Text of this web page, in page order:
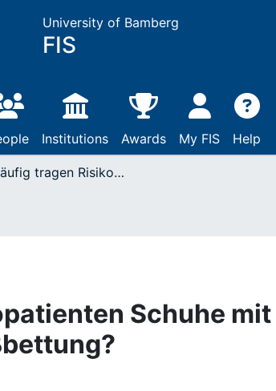
University of Bamberg
FIS
Institutions Awards My FIS Help
Wie häufig tragen Risikopatienten Schuhe mit diabetesadaptierter Fußbettung?
Schuhe mit